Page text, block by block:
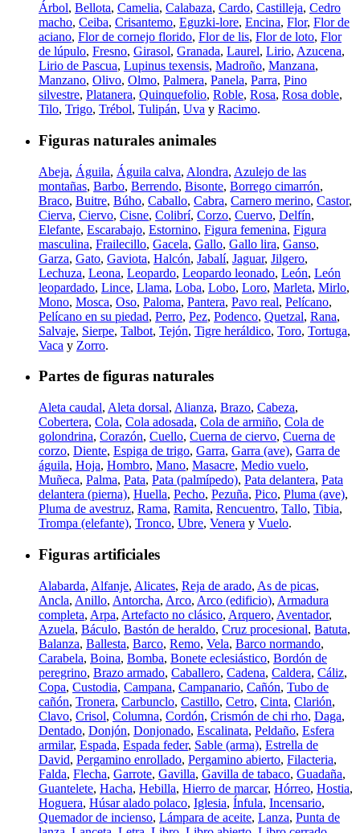
Árbol, Bellota, Camelia, Calabaza, Cardo, Castilleja, Cedro
macho, Ceiba, Crisantemo, Eguzki-lore, Encina, Flor, Flor de
aciano, Flor de cornejo florido, Flor de lis, Flor de loto, Flor
de lúpulo, Fresno, Girasol, Granada, Laurel, Lirio, Azucena,
Lirio de Pascua, Lupinus texensis, Madroño, Manzana,
Manzano, Olivo, Olmo, Palmera, Panela, Parra, Pino
silvestre, Platanera, Quinquefolio, Roble, Rosa, Rosa doble,
Tilo, Trigo, Trébol, Tulipán, Uva y Racimo.
Figuras naturales animales
Abeja, Águila, Águila calva, Alondra, Azulejo de las
montañas, Barbo, Berrendo, Bisonte, Borrego cimarrón,
Braco, Buitre, Búho, Caballo, Cabra, Carnero merino, Castor,
Cierva, Ciervo, Cisne, Colibrí, Corzo, Cuervo, Delfín,
Elefante, Escarabajo, Estornino, Figura femenina, Figura
masculina, Frailecillo, Gacela, Gallo, Gallo lira, Ganso,
Garza, Gato, Gaviota, Halcón, Jabalí, Jaguar, Jilgero,
Lechuza, Leona, Leopardo, Leopardo leonado, León, León
leopardado, Lince, Llama, Loba, Lobo, Loro, Marleta, Mirlo,
Mono, Mosca, Oso, Paloma, Pantera, Pavo real, Pelícano,
Pelícano en su piedad, Perro, Pez, Podenco, Quetzal, Rana,
Salvaje, Sierpe, Talbot, Tejón, Tigre heráldico, Toro, Tortuga,
Vaca y Zorro.
Partes de figuras naturales
Aleta caudal, Aleta dorsal, Alianza, Brazo, Cabeza,
Cobertera, Cola, Cola adosada, Cola de armiño, Cola de
golondrina, Corazón, Cuello, Cuerna de ciervo, Cuerna de
corzo, Diente, Espiga de trigo, Garra, Garra (ave), Garra de
águila, Hoja, Hombro, Mano, Masacre, Medio vuelo,
Muñeca, Palma, Pata, Pata (palmípedo), Pata delantera, Pata
delantera (pierna), Huella, Pecho, Pezuña, Pico, Pluma (ave),
Pluma de avestruz, Rama, Ramita, Rencuentro, Tallo, Tibia,
Trompa (elefante), Tronco, Ubre, Venera y Vuelo.
Figuras artificiales
Alabarda, Alfanje, Alicates, Reja de arado, As de picas,
Ancla, Anillo, Antorcha, Arco, Arco (edificio), Armadura
completa, Arpa, Artefacto no clásico, Arquero, Aventador,
Azuela, Báculo, Bastón de heraldo, Cruz procesional, Batuta,
Balanza, Ballesta, Barco, Remo, Vela, Barco normando,
Carabela, Boina, Bomba, Bonete eclesiástico, Bordón de
peregrino, Brazo armado, Caballero, Cadena, Caldera, Cáliz,
Copa, Custodia, Campana, Campanario, Cañón, Tubo de
cañón, Tronera, Carbunclo, Castillo, Cetro, Cinta, Clarión,
Clavo, Crisol, Columna, Cordón, Crismón de chi rho, Daga,
Dentado, Donjón, Donjonado, Escalinata, Peldaño, Esfera
armilar, Espada, Espada feder, Sable (arma), Estrella de
David, Pergamino enrollado, Pergamino abierto, Filacteria,
Falda, Flecha, Garrote, Gavilla, Gavilla de tabaco, Guadaña,
Guantelete, Hacha, Hebilla, Hierro de marcar, Hórreo, Hostia,
Hoguera, Húsar alado polaco, Iglesia, Ínfula, Incensario,
Quemador de incienso, Lámpara de aceite, Lanza, Punta de